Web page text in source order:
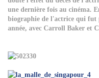
une dernière fois au cinéma.
biographie de l'actrice qui fut
année, avec Carroll Baker et